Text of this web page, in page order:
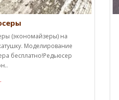
(экономайзеры) на
Моделирование
бесплатно!Редьюсер